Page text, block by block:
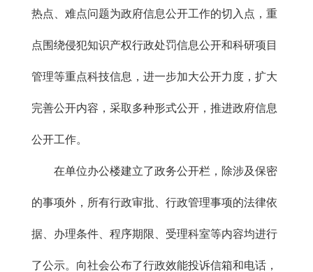
热点、难点问题为政府信息公开工作的切入点，重
点围绕侵犯知识产权行政处罚信息公开和科研项目
管理等重点科技信息，进一步加大公开力度，扩大
完善公开内容，采取多种形式公开，推进政府信息
公开工作。
在单位办公楼建立了政务公开栏，除涉及保密
的事项外，所有行政审批、行政管理事项的法律依
据、办理条件、程序期限、受理科室等内容均进行
了公示。向社会公布了行政效能投诉信箱和电话，